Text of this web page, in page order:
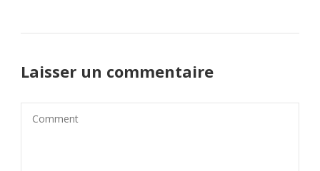
Laisser un commentaire